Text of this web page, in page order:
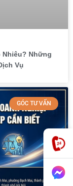
Nhiêu? Những
Vụ
GÓC TƯ VẤN